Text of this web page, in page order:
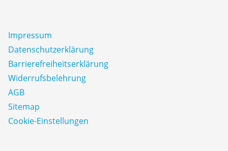
Impressum
Datenschutz­erklärung
Barrierefreiheitserklärung
Widerrufsbelehrung
AGB
Sitemap
Cookie-Einstellungen